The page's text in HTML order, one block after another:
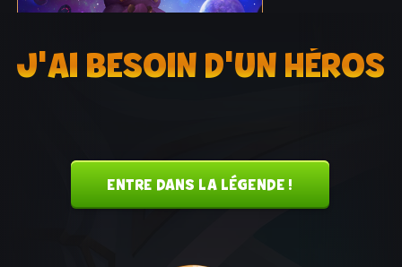
J'AI BESOIN D'UN HÉROS
ENTRE DANS LA LÉGENDE !